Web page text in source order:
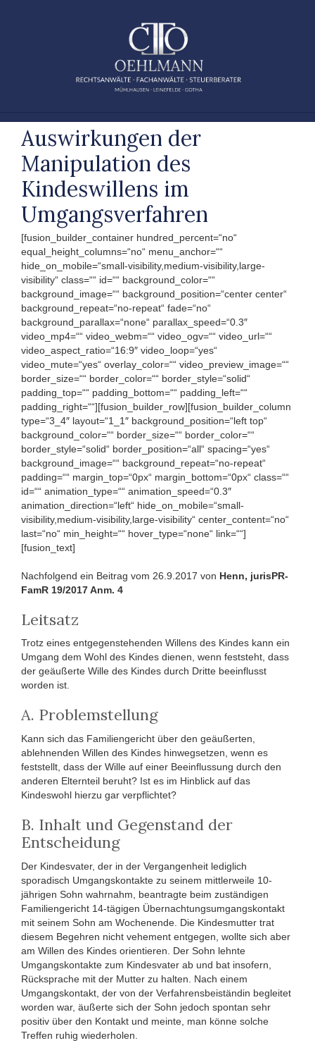
Auswirkungen der
Manipulation des
Kindeswillens im
Umgangsverfahren
[fusion_builder_container hundred_percent=“no“
equal_height_columns=“no“ menu_anchor=““
hide_on_mobile=“small-visibility,medium-visibility,large-
visibility“ class=““ id=““ background_color=““
background_image=““ background_position=“center center“
background_repeat=“no-repeat“ fade=“no“
background_parallax=“none“ parallax_speed=“0.3″
video_mp4=““ video_webm=““ video_ogv=““ video_url=““
video_aspect_ratio=“16:9″ video_loop=“yes“
video_mute=“yes“ overlay_color=““ video_preview_image=““
border_size=““ border_color=““ border_style=“solid“
padding_top=““ padding_bottom=““ padding_left=““
padding_right=““][fusion_builder_row][fusion_builder_column
type=“3_4″ layout=“1_1″ background_position=“left top“
background_color=““ border_size=““ border_color=““
border_style=“solid“ border_position=“all“ spacing=“yes“
background_image=““ background_repeat=“no-repeat“
padding=““ margin_top=“0px“ margin_bottom=“0px“ class=““
id=““ animation_type=““ animation_speed=“0.3″
animation_direction=“left“ hide_on_mobile=“small-
visibility,medium-visibility,large-visibility“ center_content=“no“
last=“no“ min_height=““ hover_type=“none“ link=““]
[fusion_text]
Nachfolgend ein Beitrag vom 26.9.2017 von Henn, jurisPR-
FamR 19/2017 Anm. 4
Leitsatz
Trotz eines entgegenstehenden Willens des Kindes kann ein
Umgang dem Wohl des Kindes dienen, wenn feststeht, dass
der geäußerte Wille des Kindes durch Dritte beeinflusst
worden ist.
A. Problemstellung
Kann sich das Familiengericht über den geäußerten,
ablehnenden Willen des Kindes hinwegsetzen, wenn es
feststellt, dass der Wille auf einer Beeinflussung durch den
anderen Elternteil beruht? Ist es im Hinblick auf das
Kindeswohl hierzu gar verpflichtet?
B. Inhalt und Gegenstand der
Entscheidung
Der Kindesvater, der in der Vergangenheit lediglich
sporadisch Umgangskontakte zu seinem mittlerweile 10-
jährigen Sohn wahrnahm, beantragte beim zuständigen
Familiengericht 14-tägigen Übernachtungsumgangskontakt
mit seinem Sohn am Wochenende. Die Kindesmutter trat
diesem Begehren nicht vehement entgegen, wollte sich aber
am Willen des Kindes orientieren. Der Sohn lehnte
Umgangskontakte zum Kindesvater ab und bat insofern,
Rücksprache mit der Mutter zu halten. Nach einem
Umgangskontakt, der von der Verfahrensbeiständin begleitet
worden war, äußerte sich der Sohn jedoch spontan sehr
positiv über den Kontakt und meinte, man könne solche
Treffen ruhig wiederholen.